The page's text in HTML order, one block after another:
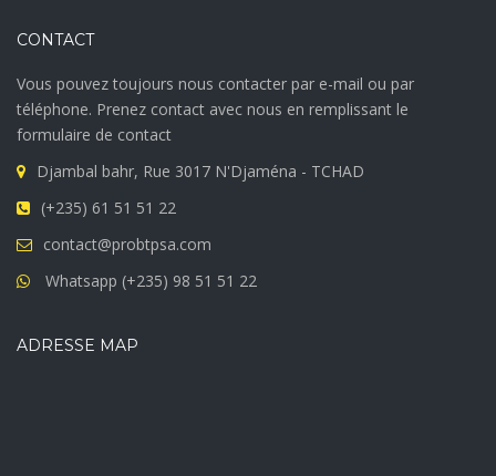
CONTACT
Vous pouvez toujours nous contacter par e-mail ou par
téléphone. Prenez contact avec nous en remplissant le
formulaire de contact
Djambal bahr, Rue 3017 N'Djaména - TCHAD
(+235) 61 51 51 22
contact@probtpsa.com
Whatsapp (+235) 98 51 51 22
ADRESSE MAP